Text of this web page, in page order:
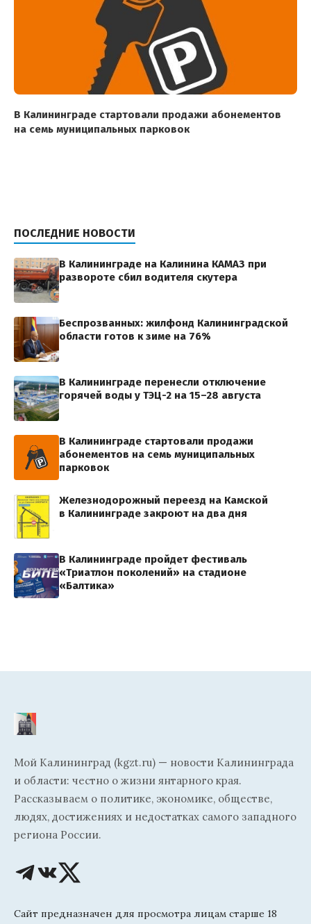
В Калининграде стартовали продажи абонементов
на семь муниципальных парковок
ПОСЛЕДНИЕ НОВОСТИ
В Калининграде на Калинина КАМАЗ при
развороте сбил водителя скутера
Беспрозванных: жилфонд Калининградской
области готов к зиме на 76%
В Калининграде перенесли отключение
горячей воды у ТЭЦ-2 на 15–28 августа
В Калининграде стартовали продажи
абонементов на семь муниципальных
парковок
Железнодорожный переезд на Камской
в Калининграде закроют на два дня
В Калининграде пройдет фестиваль
«Триатлон поколений» на стадионе
«Балтика»
Мой Калининград (kgzt.ru) — новости Калининграда
и области: честно о жизни янтарного края.
Рассказываем о политике, экономике, обществе,
людях, достижениях и недостатках самого западного
региона России.
Сайт предназначен для просмотра лицам старше 18